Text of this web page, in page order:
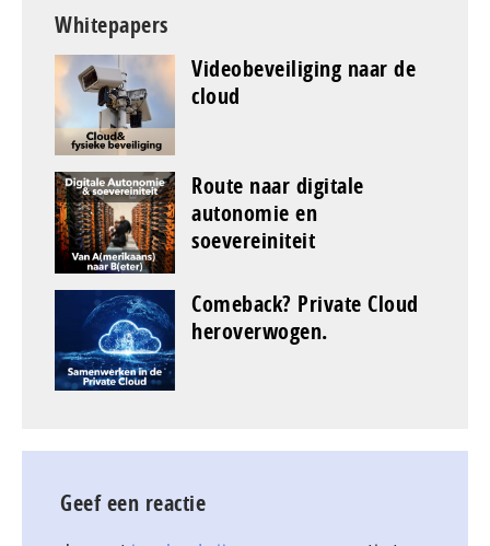
Whitepapers
Videobeveiliging naar de
cloud
Route naar digitale
autonomie en
soevereiniteit
Comeback? Private Cloud
heroverwogen.
Geef een reactie